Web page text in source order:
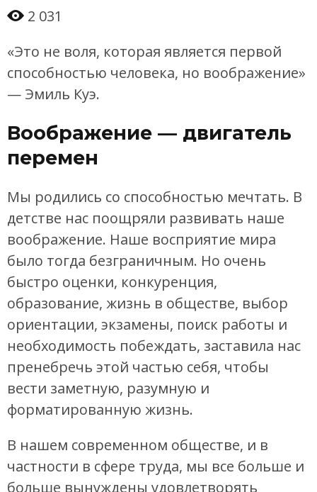
2 031
«Это не воля, которая является первой
способностью человека, но воображение»
— Эмиль Куэ.
Воображение — двигатель
перемен
Мы родились со способностью мечтать. В
детстве нас поощряли развивать наше
воображение. Наше восприятие мира
было тогда безграничным. Но очень
быстро оценки, конкуренция,
образование, жизнь в обществе, выбор
ориентации, экзамены, поиск работы и
необходимость побеждать, заставила нас
пренебречь этой частью себя, чтобы
вести заметную, разумную и
форматированную жизнь.
В нашем современном обществе, и в
частности в сфере труда, мы все больше и
больше вынуждены удовлетворять